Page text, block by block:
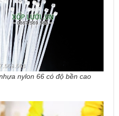
nylon 66 có độ bền cao